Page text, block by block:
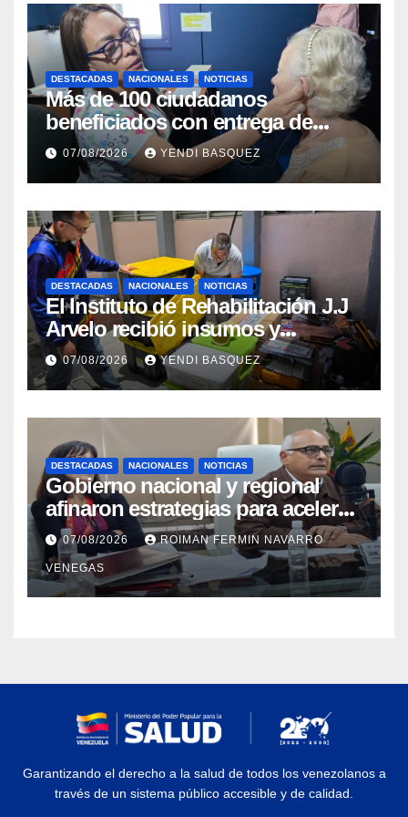
DESTACADAS NACIONALES NOTICIAS
Más de 100 ciudadanos
beneficiados con entrega de
prótesis auditivas en el Centro de
Rehabilitación J.J. Arvelo
07/08/2026 YENDI BASQUEZ
DESTACADAS NACIONALES NOTICIAS
El Instituto de Rehabilitación J.J
Arvelo recibió insumos y
herramientas para la atención de
personas con discapacidad
07/08/2026 YENDI BASQUEZ
DESTACADAS NACIONALES NOTICIAS
Gobierno nacional y regional
afinaron estrategias para acelerar
la vacunación antirrábica en el
estado Zulia
07/08/2026 ROIMAN FERMIN NAVARRO
VENEGAS
Garantizando el derecho a la salud de todos los venezolanos a
través de un sistema público accesible y de calidad.